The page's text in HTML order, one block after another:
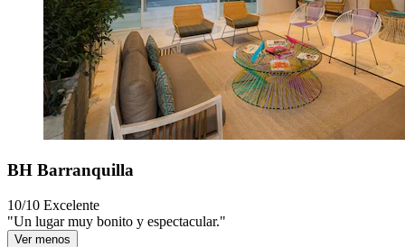
BH Barranquilla
10/10 Excelente
"Un lugar muy bonito y espectacular."
Ver menos